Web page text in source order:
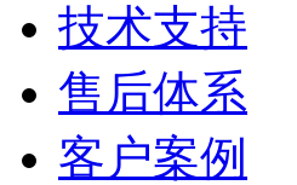
技术支持
售后体系
客户案例